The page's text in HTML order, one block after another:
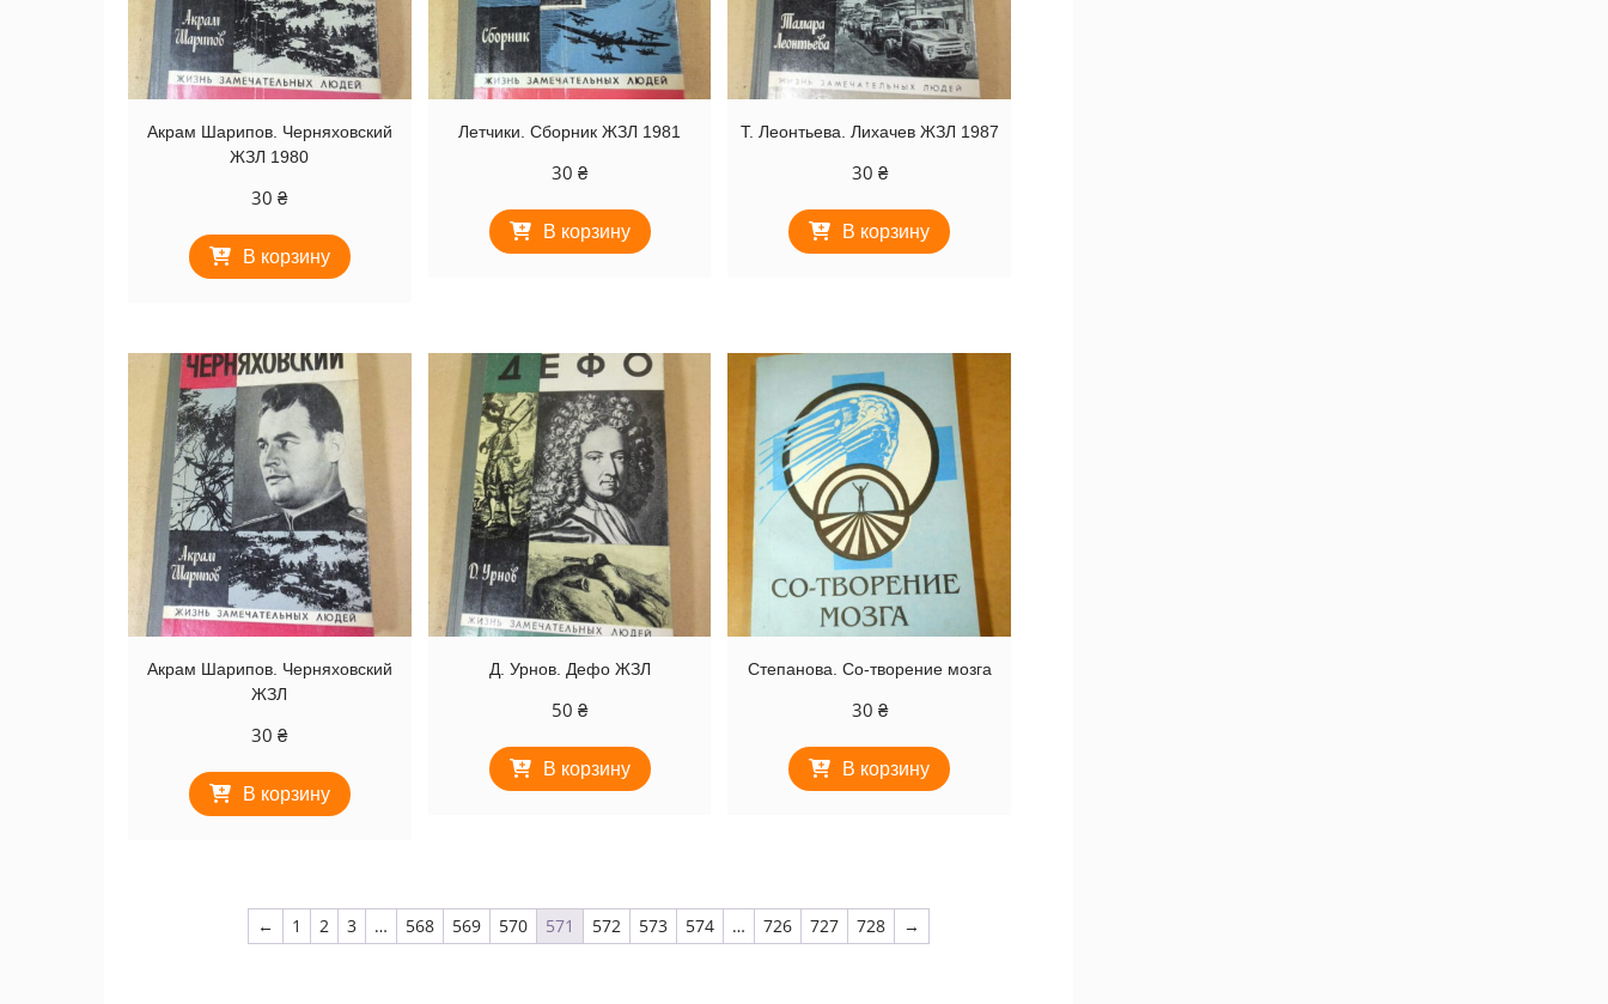
Акрам Шарипов. Черняховский
ЖЗЛ 1980
30₴
В корзину
Летчики. Сборник ЖЗЛ 1981
30 ₴
В корзину
Т. Леонтьева. Лихачев ЖЗЛ 1987
30 ₴
В корзину
Акрам Шарипов. Черняховский
ЖЗЛ
30₴
В корзину
Д. Урнов. Дефо ЖЗЛ
50 ₴
В корзину
Степанова. Со-творение мозга
30 ₴
В корзину
← 1 2 3 … 568 569 570 571 572 573 574 … 726 727 728 →